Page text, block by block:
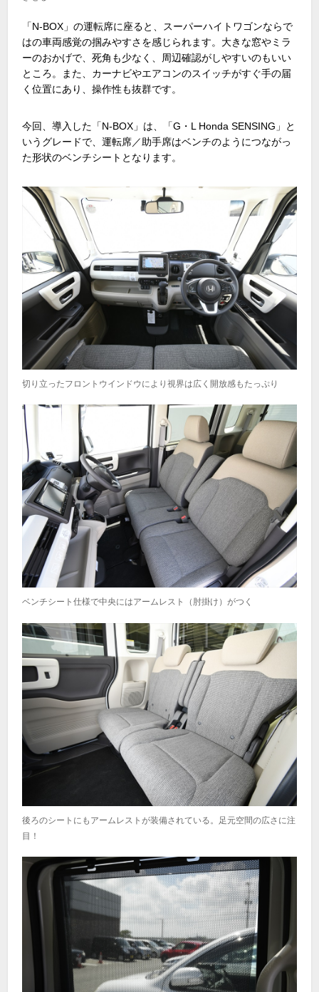
「N-BOX」の運転席に座ると、スーパーハイトワゴンならで
はの車両感覚の掴みやすさを感じられます。大きな窓やミラ
ーのおかげで、死角も少なく、周辺確認がしやすいのもいい
ところ。また、カーナビやエアコンのスイッチがすぐ手の届
く位置にあり、操作性も抜群です。
今回、導入した「N-BOX」は、「G・L Honda SENSING」と
いうグレードで、運転席／助手席はベンチのようにつながっ
た形状のベンチシートとなります。
切り立ったフロントウインドウにより視界は広く開放感もたっぷり
ベンチシート仕様で中央にはアームレスト（肘掛け）がつく
後ろのシートにもアームレストが装備されている。足元空間の広さに注
目！